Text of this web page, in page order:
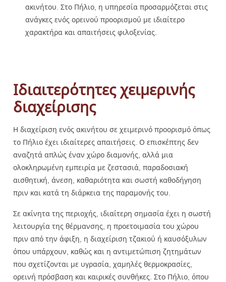
ακινήτου. Στο Πήλιο, η υπηρεσία προσαρμόζεται στις
ανάγκες ενός ορεινού προορισμού με ιδιαίτερο
χαρακτήρα και απαιτήσεις φιλοξενίας.
Ιδιαιτερότητες χειμερινής
διαχείρισης
Η διαχείριση ενός ακινήτου σε χειμερινό προορισμό όπως
το Πήλιο έχει ιδιαίτερες απαιτήσεις. Ο επισκέπτης δεν
αναζητά απλώς έναν χώρο διαμονής, αλλά μια
ολοκληρωμένη εμπειρία με ζεστασιά, παραδοσιακή
αισθητική, άνεση, καθαριότητα και σωστή καθοδήγηση
πριν και κατά τη διάρκεια της παραμονής του.
Σε ακίνητα της περιοχής, ιδιαίτερη σημασία έχει η σωστή
λειτουργία της θέρμανσης, η προετοιμασία του χώρου
πριν από την άφιξη, η διαχείριση τζακιού ή καυσόξυλων
όπου υπάρχουν, καθώς και η αντιμετώπιση ζητημάτων
που σχετίζονται με υγρασία, χαμηλές θερμοκρασίες,
ορεινή πρόσβαση και καιρικές συνθήκες. Στο Πήλιο, όπου